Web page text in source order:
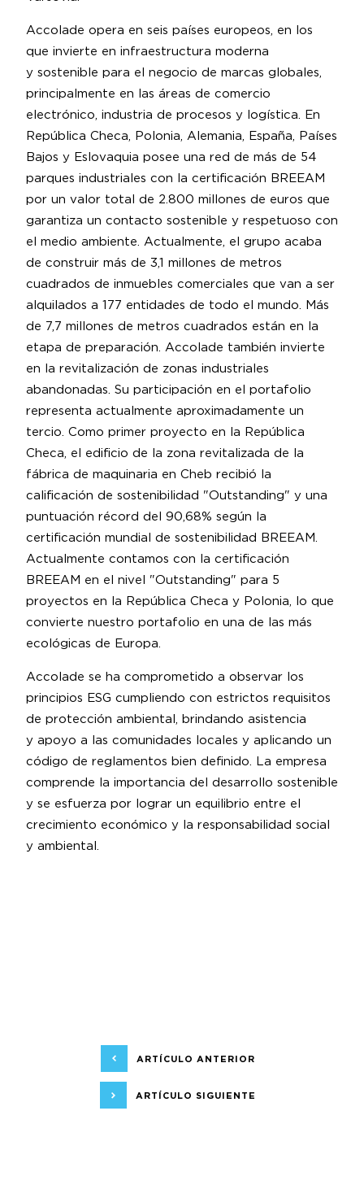
Accolade opera en seis países europeos, en los
que invierte en infraestructura moderna
y sostenible para el negocio de marcas globales,
principalmente en las áreas de comercio
electrónico, industria de procesos y logística. En
República Checa, Polonia, Alemania, España, Países
Bajos y Eslovaquia posee una red de más de 54
parques industriales con la certificación BREEAM
por un valor total de 2.800 millones de euros que
garantiza un contacto sostenible y respetuoso con
el medio ambiente. Actualmente, el grupo acaba
de construir más de 3,1 millones de metros
cuadrados de inmuebles comerciales que van a ser
alquilados a 177 entidades de todo el mundo. Más
de 7,7 millones de metros cuadrados están en la
etapa de preparación. Accolade también invierte
en la revitalización de zonas industriales
abandonadas. Su participación en el portafolio
representa actualmente aproximadamente un
tercio. Como primer proyecto en la República
Checa, el edificio de la zona revitalizada de la
fábrica de maquinaria en Cheb recibió la
calificación de sostenibilidad "Outstanding" y una
puntuación récord del 90,68% según la
certificación mundial de sostenibilidad BREEAM.
Actualmente contamos con la certificación
BREEAM en el nivel "Outstanding" para 5
proyectos en la República Checa y Polonia, lo que
convierte nuestro portafolio en una de las más
ecológicas de Europa.
Accolade se ha comprometido a observar los
principios ESG cumpliendo con estrictos requisitos
de protección ambiental, brindando asistencia
y apoyo a las comunidades locales y aplicando un
código de reglamentos bien definido. La empresa
comprende la importancia del desarrollo sostenible
y se esfuerza por lograr un equilibrio entre el
crecimiento económico y la responsabilidad social
y ambiental.
ARTÍCULO ANTERIOR
ARTÍCULO SIGUIENTE